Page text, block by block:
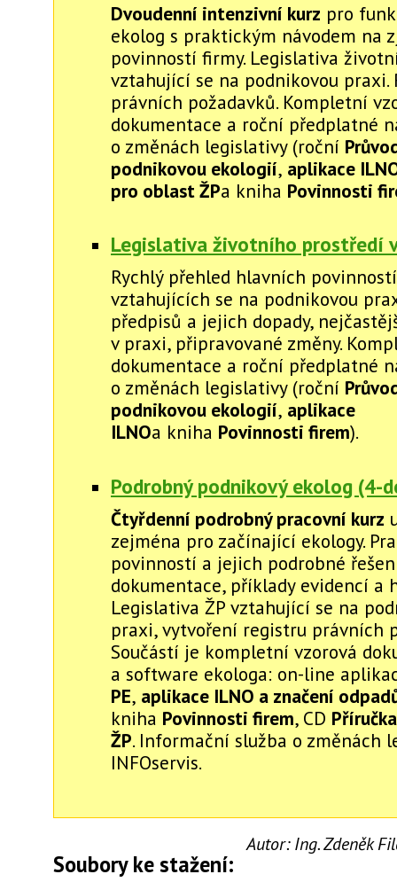
Dvoudenní intenzivní kurz pro
ekolog s praktickým návodem na
povinností firmy. Legislativa
vztahující se na podnikovou praxi.
právních požadavků. Kompletní
dokumentace a roční předplatné
o změnách legislativy (roční
podnikovou ekologií, aplikace
pro oblast ŽPa kniha Povinnosti
Legislativa životního prostředí
Rychlý přehled hlavních
vztahujících se na podnikovou
předpisů a jejich dopady,
v praxi, připravované změny.
dokumentace a roční předplatné
o změnách legislativy (roční
podnikovou ekologií, aplikace
ILNOa kniha Povinnosti firem).
Podrobný podnikový ekolog (4-
Čtyřdenní podrobný pracovní kurz
zejména pro začínající ekology.
povinností a jejich podrobné
dokumentace, příklady evidencí a
Legislativa ŽP vztahující se na
praxi, vytvoření registru právních
Součástí je kompletní vzorová
a software ekologa: on-line
PE, aplikace ILNO a značení
kniha Povinnosti firem, CD
ŽP. Informační služba o změnách
INFOservis.
Autor:Ing. Zdeněk
Soubory ke stažení: